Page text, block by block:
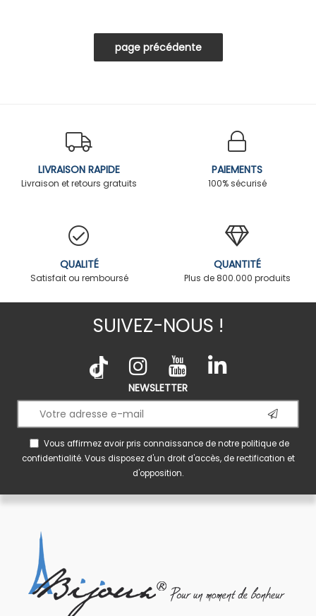
LIVRAISON RAPIDE
Livraison et retours gratuits
PAIEMENTS
100% sécurisé
QUALITÉ
Satisfait ou remboursé
QUANTITÉ
Plus de 800.000 produits
SUIVEZ-NOUS !
NEWSLETTER
Vous affirmez avoir pris connaissance de notrepolitique de
confidentialité. Vous disposez d'un droit d'accès, de rectification et
d'opposition.